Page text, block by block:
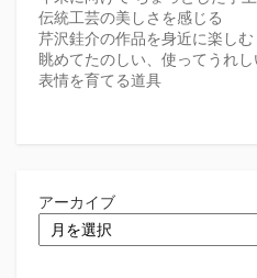
伝統工芸の美しさを感じる
芹沢銈介の作品を身近に楽しむ
眺めてたのしい、使ってうれ
表情を育てる道具
アーカイブ